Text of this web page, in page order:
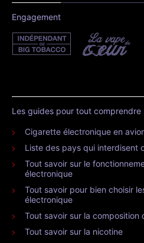
Engagement
Les guides pour tout
Cigarette électronique en
Liste des pays qui interdisent
Tout savoir sur le
électronique
Tout savoir pour bien choisir
électronique
Tout savoir sur la composition
Tout savoir sur la nicotine